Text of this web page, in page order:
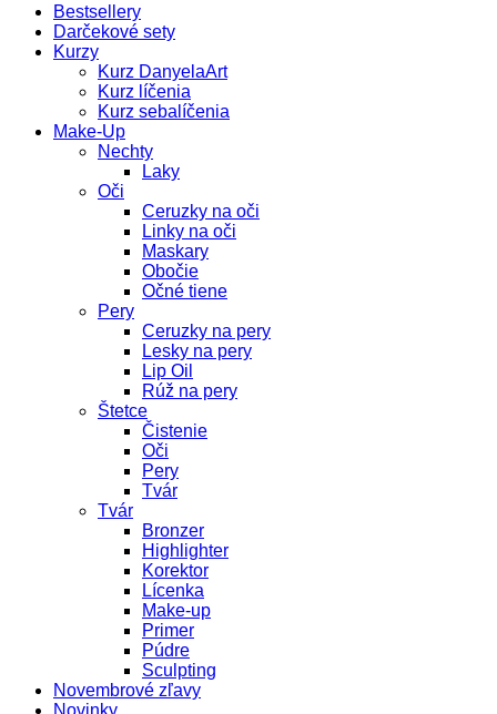
Bestsellery
Darčekové sety
Kurzy
Kurz DanyelaArt
Kurz líčenia
Kurz sebalíčenia
Make-Up
Nechty
Laky
Oči
Ceruzky na oči
Linky na oči
Maskary
Obočie
Očné tiene
Pery
Ceruzky na pery
Lesky na pery
Lip Oil
Rúž na pery
Štetce
Čistenie
Oči
Pery
Tvár
Tvár
Bronzer
Highlighter
Korektor
Lícenka
Make-up
Primer
Púdre
Sculpting
Novembrové zľavy
Novinky